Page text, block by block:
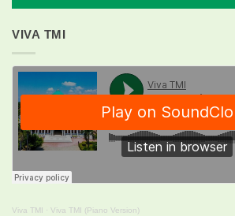
VIVA TMI
Viva TMI · Viva TMI (Piano Version)